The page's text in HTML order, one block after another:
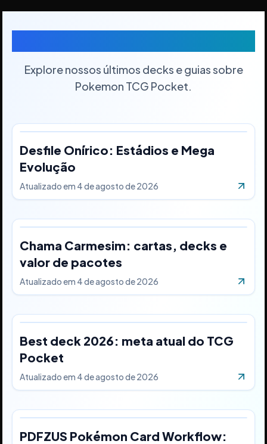
Explore nossos últimos decks e guias sobre
Pokemon TCG Pocket.
Desfile Onírico: Estádios e Mega
Evolução
Atualizado em 4 de agosto de 2026
Chama Carmesim: cartas, decks e
valor de pacotes
Atualizado em 4 de agosto de 2026
Best deck 2026: meta atual do TCG
Pocket
Atualizado em 4 de agosto de 2026
PDFZUS Pokémon Card Workflow: